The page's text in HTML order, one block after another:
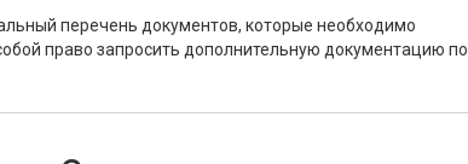
перечень документов, которые необходимо
право запросить дополнительную документацию по